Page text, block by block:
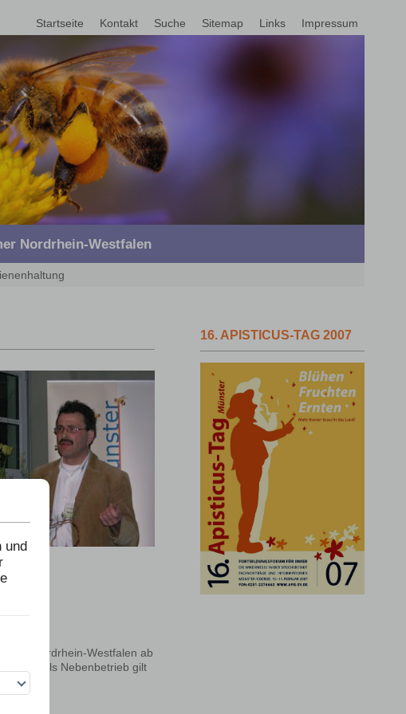
und
Startseite Kontakt Suche Sitemap Links Impressum
Nordrhein-Westfalen
für Nordrhein-Westfalen ab
als Nebenbetrieb gilt
16. APISTICUS-TAG 2007